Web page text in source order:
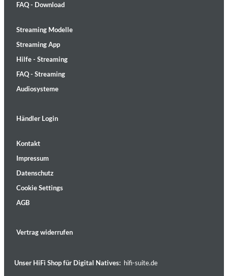
FAQ - Download
Streaming Modelle
Streaming App
Hilfe - Streaming
FAQ - Streaming
Audiosysteme
Händler Login
Kontakt
Impressum
Datenschutz
Cookie Settings
AGB
Vertrag widerrufen
Unser HiFi Shop für Digital Natives: hifi-suite.de